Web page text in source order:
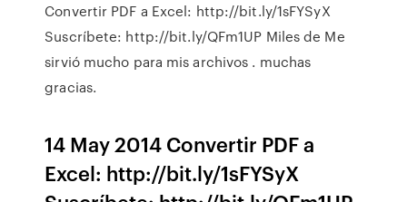
Convertir PDF a Excel: http://bit.ly/1sFYSyX
Suscríbete: http://bit.ly/QFm1UP Miles de Me
sirvió mucho para mis archivos . muchas
gracias.
14 May 2014 Convertir PDF a
Excel: http://bit.ly/1sFYSyX